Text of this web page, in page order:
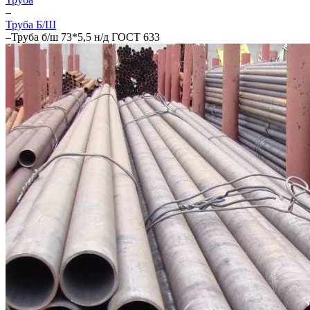
–
Труба Б/Ш
–Труба б/ш 73*5,5 н/д ГОСТ 633